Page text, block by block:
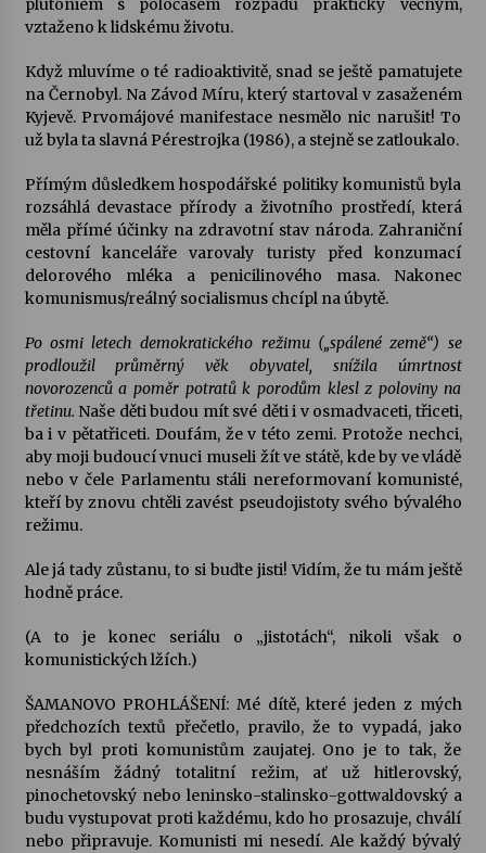
plutoniem s poločasem rozpadu prakticky věčným,
vztaženo k lidskému životu.
Když mluvíme o té radioaktivitě, snad se ještě pamatujete
na Černobyl. Na Závod Míru, který startoval v zasaženém
Kyjevě. Prvomájové manifestace nesmělo nic narušit! To
už byla ta slavná Pérestrojka (1986), a stejně se zatloukalo.
Přímým důsledkem hospodářské politiky komunistů byla
rozsáhlá devastace přírody a životního prostředí, která
měla přímé účinky na zdravotní stav národa. Zahraniční
cestovní kanceláře varovaly turisty před konzumací
delorového mléka a penicilinového masa. Nakonec
komunismus/reálný socialismus chcípl na úbytě.
Po osmi letech demokratického režimu („spálené země“) se
prodloužil průměrný věk obyvatel, snížila úmrtnost
novorozenců a poměr potratů k porodům klesl z poloviny na
třetinu. Naše děti budou mít své děti i v osmadvaceti, třiceti,
ba i v pětatřiceti. Doufám, že v této zemi. Protože nechci,
aby moji budoucí vnuci museli žít ve státě, kde by ve vládě
nebo v čele Parlamentu stáli nereformovaní komunisté,
kteří by znovu chtěli zavést pseudojistoty svého bývalého
režimu.
Ale já tady zůstanu, to si buďte jisti! Vidím, že tu mám ještě
hodně práce.
(A to je konec seriálu o „jistotách“, nikoli však o
komunistických lžích.)
ŠAMANOVO PROHLÁŠENÍ: Mé dítě, které jeden z mých
předchozích textů přečetlo, pravilo, že to vypadá, jako
bych byl proti komunistům zaujatej. Ono je to tak, že
nesnáším žádný totalitní režim, ať už hitlerovský,
pinochetovský nebo leninsko-stalinsko-gottwaldovský a
budu vystupovat proti každému, kdo ho prosazuje, chválí
nebo připravuje. Komunisti mi nesedí. Ale každý bývalý